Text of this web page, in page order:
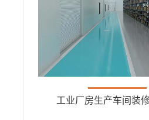
工业厂房生产车间装